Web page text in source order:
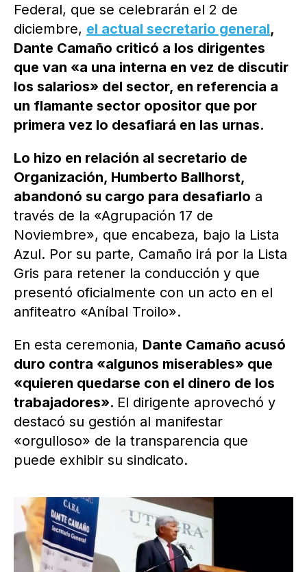
Federal, que se celebrarán el 2 de
diciembre, el actual secretario general,
Dante Camaño criticó a los dirigentes
que van «a una interna en vez de discutir
los salarios» del sector, en referencia a
un flamante sector opositor que por
primera vez lo desafiará en las urnas.
Lo hizo en relación al secretario de
Organización, Humberto Ballhorst,
abandonó su cargo para desafiarlo a
través de la «Agrupación 17 de
Noviembre», que encabeza, bajo la Lista
Azul. Por su parte, Camaño irá por la Lista
Gris para retener la conducción y que
presentó oficialmente con un acto en el
anfiteatro «Aníbal Troilo».
En esta ceremonia, Dante Camaño acusó
duro contra «algunos miserables» que
«quieren quedarse con el dinero de los
trabajadores». El dirigente aprovechó y
destacó su gestión al manifestar
«orgulloso» de la transparencia que
puede exhibir su sindicato.